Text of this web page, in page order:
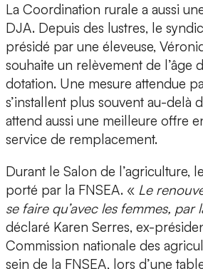
La Coordination rurale a aussi
DJA. Depuis des lustres, le
présidé par une éleveuse,
souhaite un relèvement de l’âge
dotation. Une mesure attendue
s’installent plus souvent au-delà
attend aussi une meilleure offre
service de remplacement.
Durant le Salon de l’agriculture,
porté par la FNSEA. « Le
se faire qu’avec les femmes, par
déclaré Karen Serres, ex-
Commission nationale des
sein de la FNSEA, lors d’une